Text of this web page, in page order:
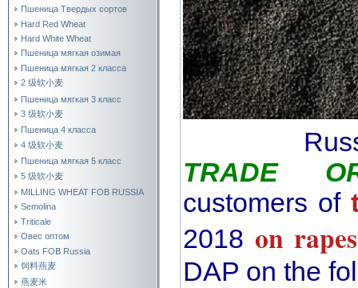
Пшеница Твердых сортов
Hard Red Wheat
Hard White Wheat
Пшеница мягкая озимая
Пшеница мягкая 2 класса
2 级软小麦
Пшеница мягкая 3 класс
3 级软小麦
Пшеница 4 класса
4 级软小麦
Пшеница мягкая 5 класс
5 级软小麦
MILLING WHEAT FOB RUSSIA
Semolina
Triticale
Овес оптом
Oats FOB Russia
饲料燕麦
燕麦米
TRADE
customers of
2018 on
DAP on the